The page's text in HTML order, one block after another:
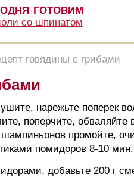
готовим
со шпинатом
говядины с грибами
нарежьте поперек
поперчите, обваляйте
промойте,
помидоров 8-10 мин.
добавьте 200 г